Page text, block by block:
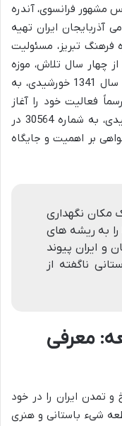
مشهور فرانسوی، آندره
آذربایجان ایران تهیه
فرهنگ تبریز، مسئولیت
چهار سال تلاش، موزه
آذربایجان تبریز به طور رسمی در مهر ماه سال 1341 خورشیدی، به
فعالیت خود را آغاز
کرد. این موزه در تاریخ 1390/10/8 خورشیدی، به شماره 30564 در
بر اهمیت و جایگاه
مکان نگهداری
را به ریشه های
و ایران پیوند
ناگفته از
قطعه: معرفی
و تمدن ایران را در خود
است که شامل حدود 12000 قطعه شیء باستانی و هنری